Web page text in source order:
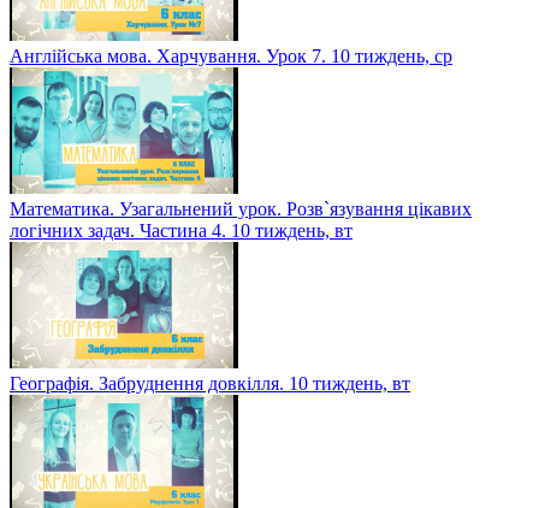
Англійська мова. Харчування. Урок 7. 10 тиждень, ср
Математика. Узагальнений урок. Розв`язування цікавих
логічних задач. Частина 4. 10 тиждень, вт
Географія. Забруднення довкілля. 10 тиждень, вт